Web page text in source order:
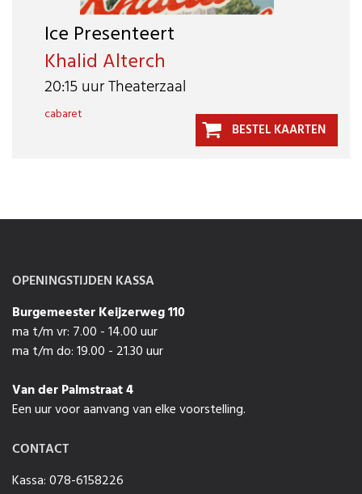
Ice Presenteert
Khalid Alterch
20:15 uur Theaterzaal
cabaret
BESTEL KAARTEN
OPENINGSTIJDEN KASSA
Burgemeester Keijzerweg 110
ma t/m vr: 7.00 - 14.00 uur
ma t/m do: 19.00 - 21.30 uur
Van der Palmstraat 4
Een uur voor aanvang van elke voorstelling.
CONTACT
Kassa: 078-6158226